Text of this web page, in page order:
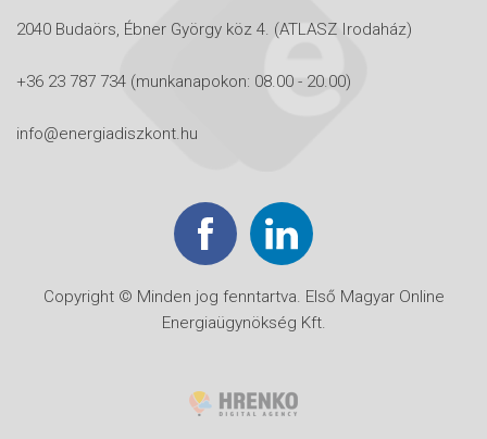
2040 Budaörs, Ébner György köz 4. (ATLASZ Irodaház)
+36 23 787 734 (munkanapokon: 08.00 - 20.00)
info@energiadiszkont.hu
Copyright © Minden jog fenntartva. Első Magyar Online
Energiaügynökség Kft.